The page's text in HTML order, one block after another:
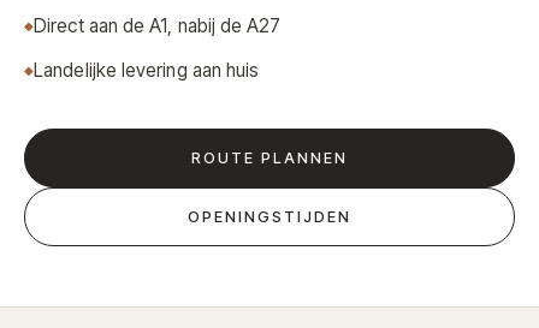
Direct aan de A1, nabij de A27
Landelijke levering aan huis
ROUTE PLANNEN
OPENINGSTIJDEN